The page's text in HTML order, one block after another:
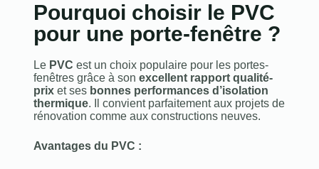
Pourquoi choisir le PVC
pour une porte-fenêtre ?
Le PVC est un choix populaire pour les portes-
fenêtres grâce à son excellent rapport qualité-
prixet ses bonnes performances d’isolation
thermique. Il convient parfaitement aux projets de
rénovation comme aux constructions neuves.
Avantages du PVC :